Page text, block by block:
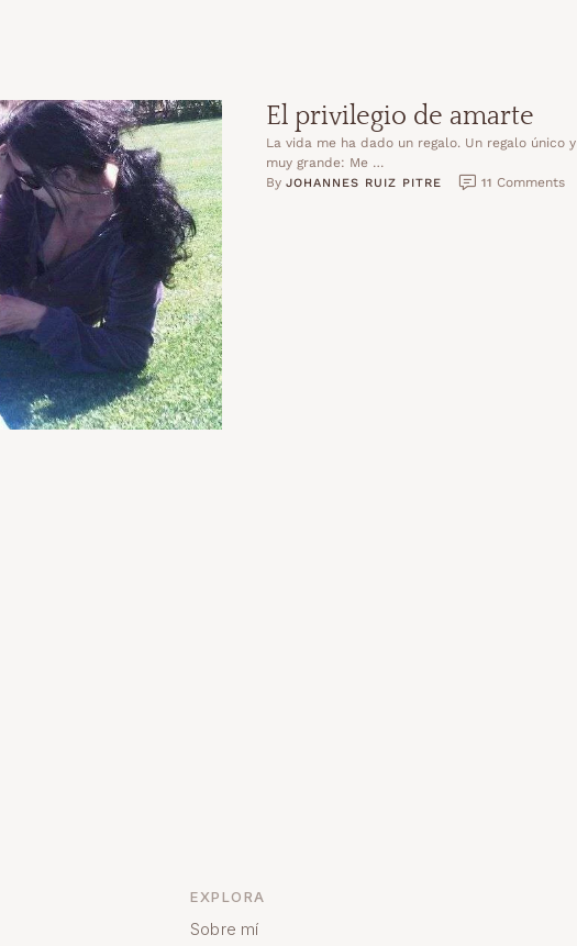
El privilegio de amarte
La vida me ha dado un regalo. Un regalo único
muy grande: Me …
By JOHANNES RUIZ PITRE 11 Comments
EXPLORA
Sobre mí